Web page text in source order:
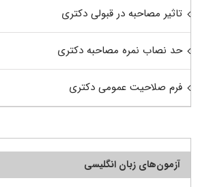
تاثیر مصاحبه در قبولی دکتری
حد نصاب نمره مصاحبه دکتری
فرم صلاحیت عمومی دکتری
آزمون‌های زبان انگلیسی